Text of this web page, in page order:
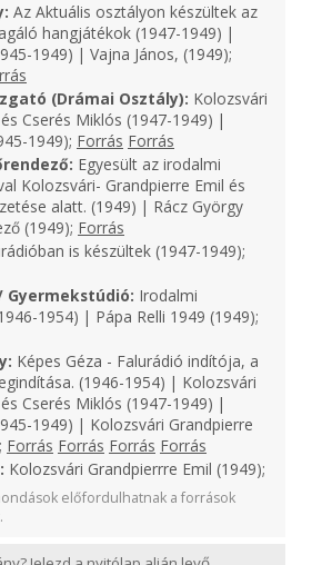
Az Aktuális osztályon készültek az
hangjátékok (1947-1949) |
1949) | Vajna János, (1949);
(Drámai Osztály): Kolozsvári
Cserés Miklós (1947-1949) |
1949); Forrás Forrás
Egyesült az irodalmi
Kolozsvári- Grandpierre Emil és
alatt. (1949) | Rácz György
(1949); Forrás
is készültek (1947-1949);
Gyermekstúdió: Irodalmi
1954) | Pápa Relli 1949 (1949);
Képes Géza - Falurádió indítója, a
(1946-1954) | Kolozsvári
Cserés Miklós (1947-1949) |
1949) | Kolozsvári Grandpierre
Forrás Forrás Forrás Forrás
Kolozsvári Grandpierrre Emil (1949);
előfordulhatnak a források